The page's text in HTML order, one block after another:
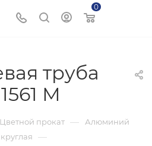
0
труба
М
Цветной прокат — Алюминий
—